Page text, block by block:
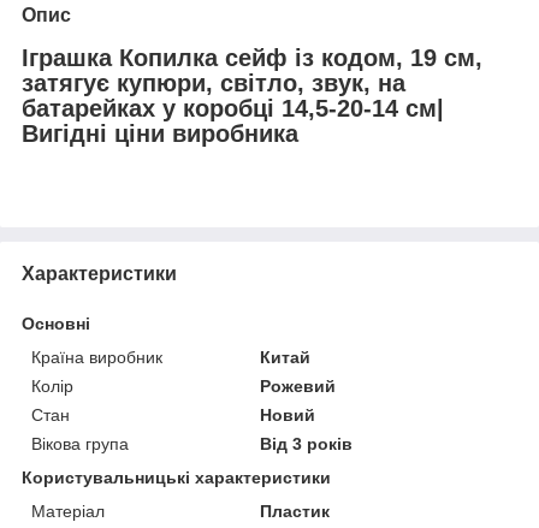
Опис
Іграшка Копилка сейф із кодом, 19 см,
затягує купюри, світло, звук, на
батарейках у коробці 14,5-20-14 см|
Вигідні ціни виробника
Характеристики
Основні
Країна виробник
Китай
Колір
Рожевий
Стан
Новий
Вікова група
Від 3 років
Користувальницькі характеристики
Матеріал
Пластик